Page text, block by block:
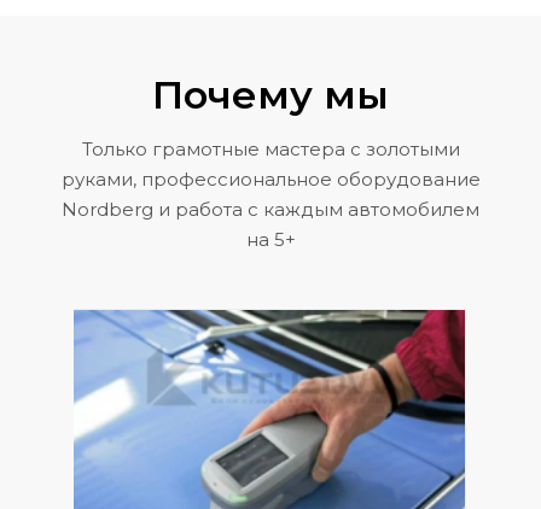
Почему мы
Только грамотные мастера с золотыми
руками, профессиональное оборудование
Nordberg и работа с каждым автомобилем
на 5+